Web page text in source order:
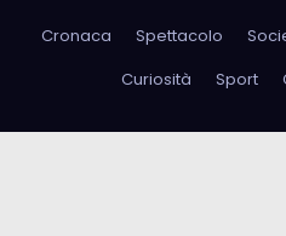
Cronaca Spettacolo
Curiosità
Sport